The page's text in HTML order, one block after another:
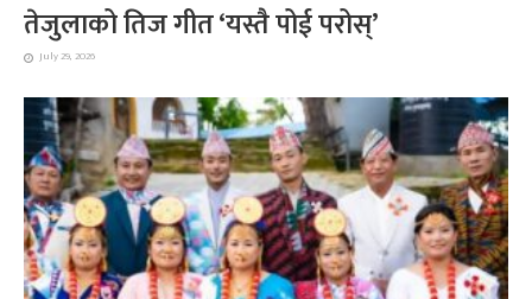
तेजुलाको तिज गीत ‘यस्तै पोई परोस्’
July 29, 2026